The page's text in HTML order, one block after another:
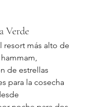
Verde
resort más alto de
de estrellas
para la cosecha